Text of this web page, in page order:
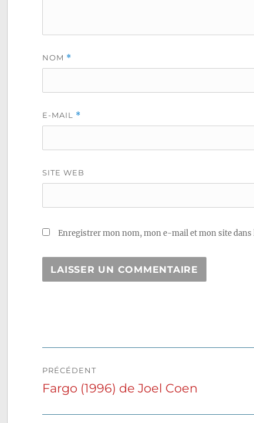
NOM *
E-MAIL *
SITE WEB
Enregistrer mon nom, mon e-mail et mon site
de
PRÉCÉDENT
Publication
Fargo (1996) de Joel Coen